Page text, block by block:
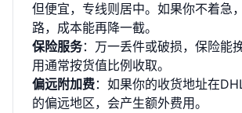
但便宜，专线则居中。如果你不着急
路，成本能再降一截。
保险服务：万一丢件或破损，保险能
用通常按货值比例收取。
偏远附加费：如果你的收货地址在
的偏远地区，会产生额外费用。